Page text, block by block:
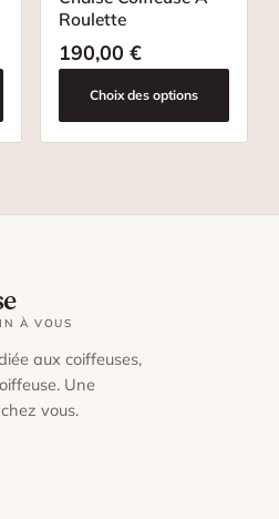
Roulette
190,00 €
Choix des options
À VOUS
aux coiffeuses,
Une
vous.